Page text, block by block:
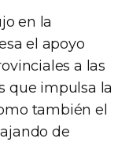
en la
el apoyo
a las
que impulsa la
también el
de